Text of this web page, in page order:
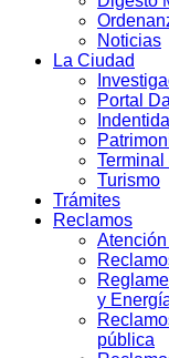
Noticias
La Ciudad
Portal
Turismo
Trámites
Reclamos
y
pública